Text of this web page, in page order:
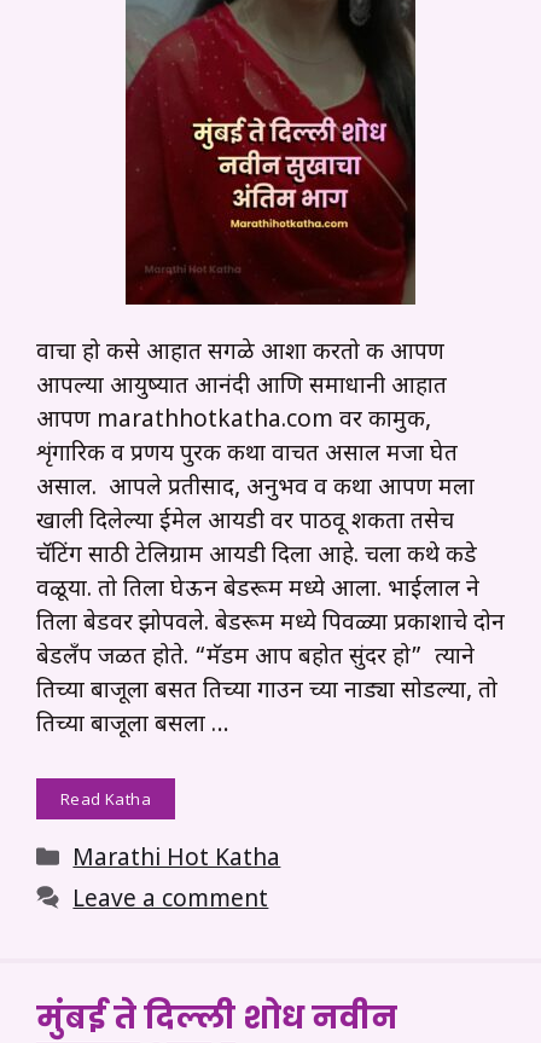
वाचा हो कसे आहात सगळे आशा करतो की आपण
आपल्या आयुष्यात आनंदी आणि समाधानी आहात
आपण marathhotkatha.com वर कामुक,
शृंगारिक व प्रणय पुरक कथा वाचत असाल मजा घेत
असाल. आपले प्रतीसाद, अनुभव व कथा आपण मला
खाली दिलेल्या ईमेल आयडी वर पाठवू शकता तसेच
चॅटिंग साठी टेलिग्राम आयडी दिला आहे. चला कथे कडे
वळूया. तो तिला घेऊन बेडरूम मध्ये आला. भाईलाल ने
तिला बेडवर झोपवले. बेडरूम मध्ये पिवळ्या प्रकाशाचे दोन
बेडलँप जळत होते. “मॅडम आप बहोत सुंदर हो” त्याने
तिच्या बाजूला बसत तिच्या गाउन च्या नाड्या सोडल्या, तो
तिच्या बाजूला बसला …
Read Katha
Categories
Marathi Hot Katha
Leave a comment
मुंबई ते दिल्ली शोध नवीन